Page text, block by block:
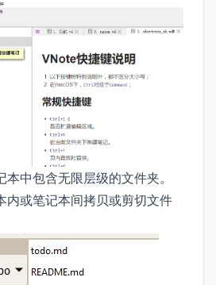
中包含无限层级的文件夹。
内或笔记本间拷贝或剪切文件